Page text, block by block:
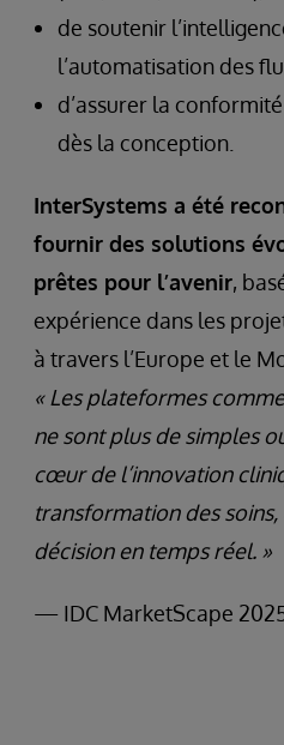
de soutenir
l’automatisation des
d’assurer la conformité
dès la conception.
InterSystems a été
fournir des solutions
prêtes pour l’avenir,
expérience dans les
à travers l’Europe et le
« Les plateformes
ne sont plus de simples
cœur de l’innovation
transformation des
décision en temps réel. »
— IDC MarketScape